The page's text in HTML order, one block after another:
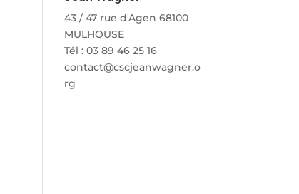
43 / 47 rue d'Agen 68100
MULHOUSE
Tél : 03 89 46 25 16
contact@cscjeanwagner.o
rg